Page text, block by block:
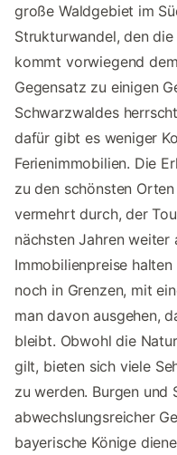
große Waldgebiet im
Strukturwandel, den
kommt vorwiegend
Gegensatz zu einigen
Schwarzwaldes
dafür gibt es weniger
Ferienimmobilien. Die
zu den schönsten
vermehrt durch, der
nächsten Jahren weiter
Immobilienpreise
noch in Grenzen, mit
man davon ausgehen,
bleibt. Obwohl die
gilt, bieten sich viele
zu werden. Burgen und
abwechslungsreicher
bayerische Könige